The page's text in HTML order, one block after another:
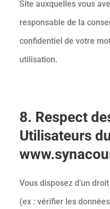
Site auxquelles vous
responsable de la
confidentiel de votre
utilisation.
8. Respect
Utilisateurs
Vous disposez d’un
(ex : vérifier les